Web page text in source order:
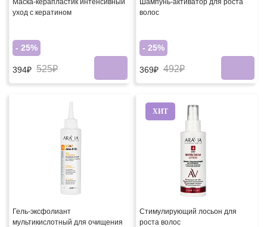
Маска-керапластик интенсивный
уход с кератином
- 25%
394₽ 525₽
Шампунь-активатор для роста
волос
- 25%
369₽ 492₽
Гель-эксфолиант
мультикислотный для очищения
ХИТ
Стимулирующий лосьон для
роста волос